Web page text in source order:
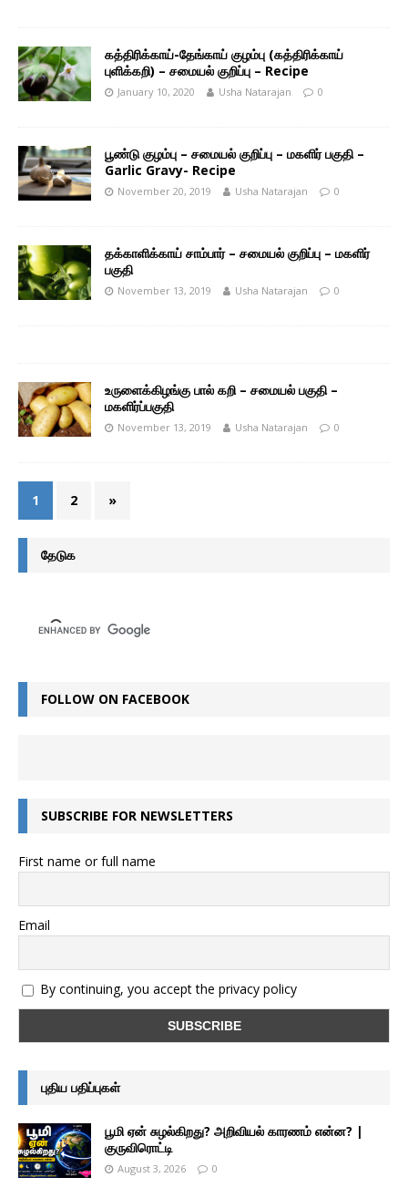
கத்திரிக்காய்-தேங்காய் குழம்பு (கத்திரிக்காய்
புளிக்கறி) – சமையல் குறிப்பு – Recipe
January 10, 2020 Usha Natarajan 0
பூண்டு குழம்பு – சமையல் குறிப்பு – மகளிர் பகுதி –
Garlic Gravy- Recipe
November 20, 2019 Usha Natarajan 0
தக்காளிக்காய் சாம்பார் – சமையல் குறிப்பு – மகளிர்
பகுதி
November 13, 2019 Usha Natarajan 0
உருளைக்கிழங்கு பால் கறி – சமையல் பகுதி –
மகளிர்ப்பகுதி
November 13, 2019 Usha Natarajan 0
1 2 »
தேடுக
FOLLOW ON FACEBOOK
SUBSCRIBE FOR NEWSLETTERS
First name or full name
Email
By continuing, you accept the privacy policy
புதிய பதிப்புகள்
பூமி ஏன் சுழல்கிறது? அறிவியல் காரணம் என்ன? |
குருவிரொட்டி
August 3, 2026 0